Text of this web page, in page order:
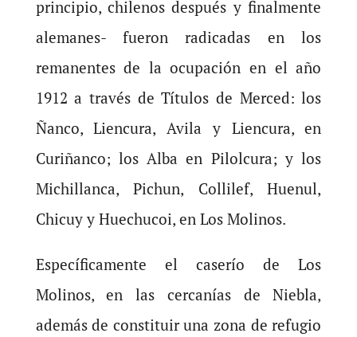
principio, chilenos después y finalmente
alemanes- fueron radicadas en los
remanentes de la ocupación en el año
1912 a través de Títulos de Merced: los
Ñanco, Liencura, Avila y Liencura, en
Curiñanco; los Alba en Pilolcura; y los
Michillanca, Pichun, Collilef, Huenul,
Chicuy y Huechucoi, en Los Molinos.
Específicamente el caserío de Los
Molinos, en las cercanías de Niebla,
además de constituir una zona de refugio